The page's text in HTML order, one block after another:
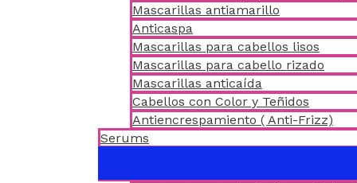
Mascarillas antiamarillo
Anticaspa
Mascarillas para cabellos lisos
Mascarillas para cabello rizado
Mascarillas anticaída
Cabellos con Color y Teñidos
Antiencrespamiento ( Anti-Frizz)
Serums